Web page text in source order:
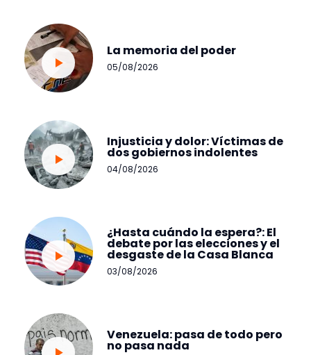
La memoria del poder
05/08/2026
Injusticia y dolor: Víctimas de
dos gobiernos indolentes
04/08/2026
¿Hasta cuándo la espera?: El
debate por las elecciones y el
desgaste de la Casa Blanca
03/08/2026
Venezuela: pasa de todo pero
no pasa nada